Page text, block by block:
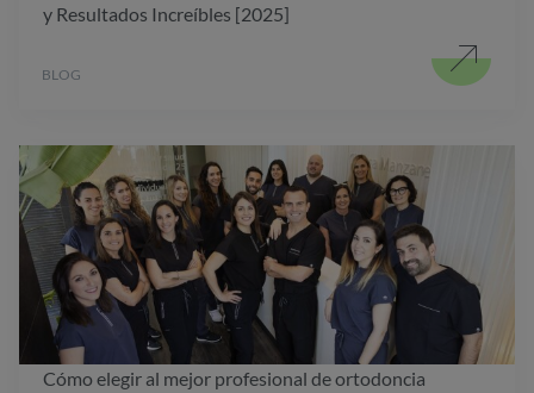
y Resultados Increíbles [2025]
BLOG
Cómo elegir al mejor profesional de ortodoncia